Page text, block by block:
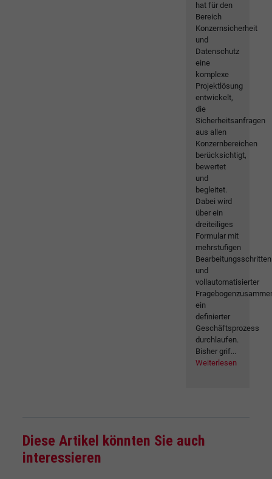
hat für den
Bereich
Konzernsicherheit
und
Datenschutz
eine
komplexe
Projektlösung
entwickelt,
die
Sicherheitsanfragen
aus allen
Konzernbereichen
berücksichtigt,
bewertet
und
begleitet.
Dabei wird
über ein
dreiteiliges
Formular mit
mehrstufigen
Bearbeitungsschritten
und
vollautomatisierter
ein
definierter
Geschäftsprozess
durchlaufen.
Bisher grif...
Weiterlesen
Diese Artikel könnten Sie auch
interessieren